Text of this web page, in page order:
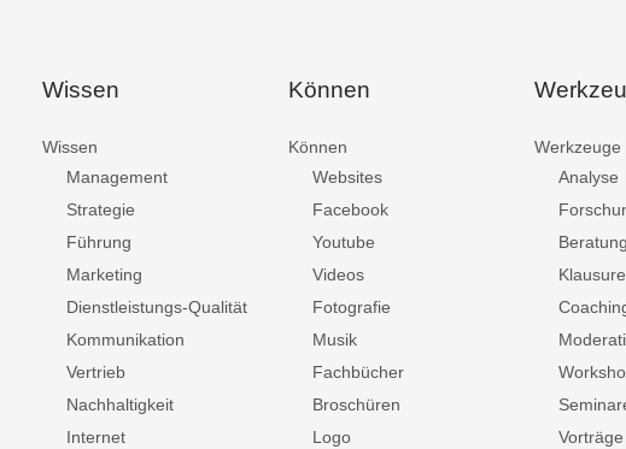
Wissen
Wissen
Management
Strategie
Führung
Marketing
Dienstleistungs-Qualität
Kommunikation
Vertrieb
Nachhaltigkeit
Internet
Können
Können
Websites
Facebook
Youtube
Videos
Fotografie
Musik
Fachbücher
Broschüren
Logo
Werkzeuge
Analyse
Beratung
Vorträge